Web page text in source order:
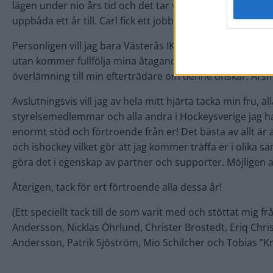
lägen under nio års tid och det tar väldigt mycket
uppbåda ett år till. Carl fick ett jobberbjudande som
Personligen vill jag bara Västerås IK:s bästa och jag
utan kommer fullfölja mina åtaganden till och med
överlämning till min efterträdare om denne önskar.
Avslutningsvis vill jag av hela mitt hjärta tacka min fru,
styrelsemedlemmar och alla andra i Hockeysverige jag
enormt stöd och förtroende från er! Det bästa av allt är
och ishockey vilket gör att jag kommer träffa er i olika
göra det i egenskap av partner och supporter. Möjligen
Återigen, tack för ert förtroende alla dessa år!
(Ett speciellt tack till de som varit med och stöttat mig
Andersson, Nicklas Öhrlund, Christer Brostedt, Eriq
Andersson, Patrik Sjöström, Mio Schilcher och Tobias